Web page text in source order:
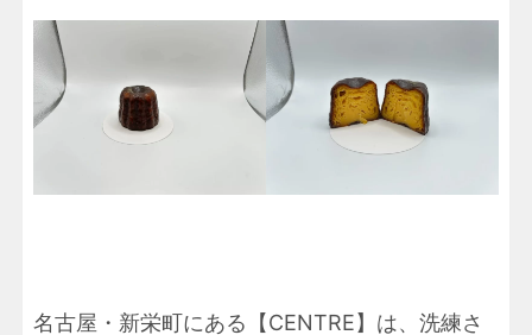
名古屋・新栄町にある【CENTRE】は、洗練さ